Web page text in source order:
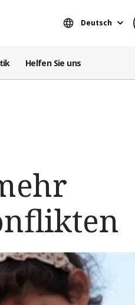
Deutsch
Helfen Sie uns